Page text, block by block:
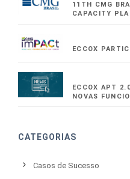
11TH CMG
CAPACITY
ECCOX
ECCOX APT
NOVAS
CATEGORIAS
Casos de Sucesso